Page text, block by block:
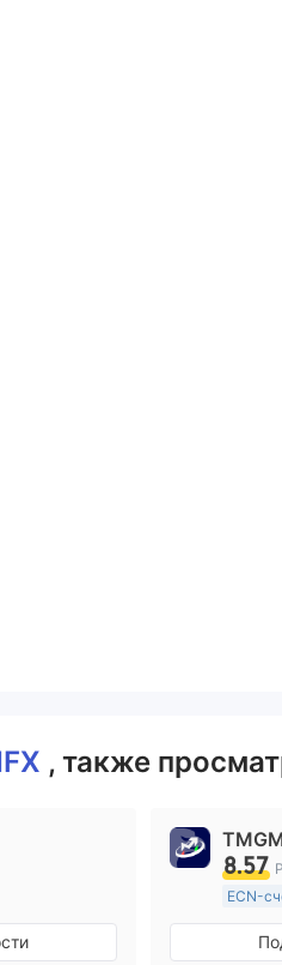
, также
Австралия
(MM)
8.57
ECN-